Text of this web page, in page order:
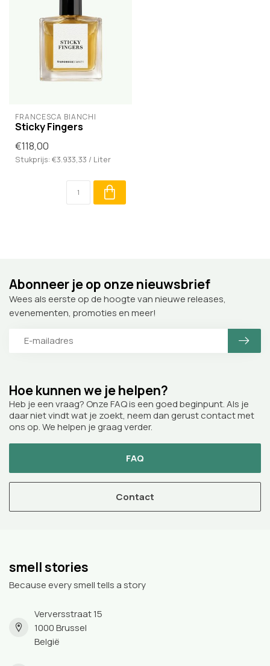
FRANCESCA BIANCHI
Sticky Fingers
€118,00
Stukprijs: €3.933,33 / Liter
Hoe kunnen we je helpen?
Heb je een vraag? Onze FAQ is een goed beginpunt. Als je
daar niet vindt wat je zoekt, neem dan gerust contact met
ons op. We helpen je graag verder.
FAQ
Contact
Abonneer je op onze nieuwsbrief
Wees als eerste op de hoogte van nieuwe releases,
evenementen, promoties en meer!
smell stories
Because every smell tells a story
Verversstraat 15
1000 Brussel
België